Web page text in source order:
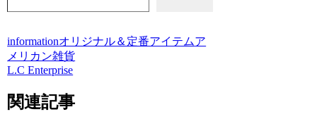
informationオリジナル＆定番アイテムア
メリカン雑貨
L.C Enterprise
関連記事